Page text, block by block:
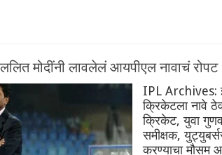
मोदींनी लावलेलं आयपीएल नावाचं रोपट
IPL Archives:
क्रिकेटला नावे
क्रिकेट, युवा
समीक्षक,
करण्याचा मौसम